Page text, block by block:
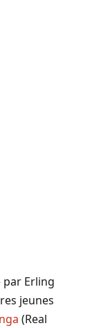
Erling
jeunes
(Real